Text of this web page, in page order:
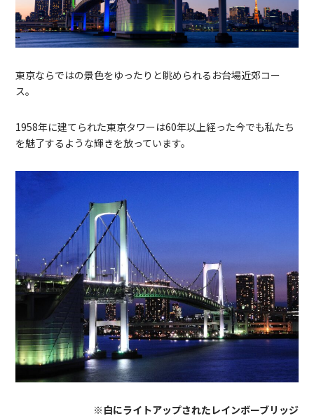
東京ならではの景色をゆったりと眺められるお台場近郊コー
ス。
1958年に建てられた東京タワーは60年以上経った今でも私たち
を魅了するような輝きを放っています。
※白にライトアップされたレインボーブリッジ